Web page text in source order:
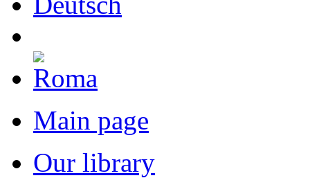
Main page
Our library